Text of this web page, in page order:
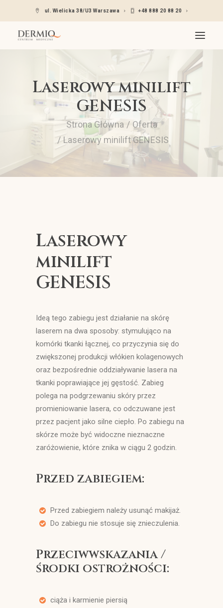
ul. Wielicka 38/U3 Warszawa +48 888 20 88 20
Oferta
Lekarze dermatolodzy
Cennik
Kontakt
Wyszukiwanie
Laserowy minilift
GENESIS
Strona Główna
Oferta
Laserowy minilift GENESIS
Laserowy
minilift
GENESIS
Ideą tego zabiegu jest działanie na skórę
laserem na dwa sposoby: stymulująco na
komórki tkanki łącznej, co przyczynia się do
zwiększonej produkcji włókien kolagenowych
oraz bezpośrednie oddziaływanie lasera na
tkanki poprawiające jej gęstość. Zabieg
polega na podgrzewaniu skóry przez
promieniowanie lasera, co odczuwane jest
przez pacjent jako silne ciepło. Po zabiegu na
skórze może być widoczne nieznaczne
zaróżowienie, które znika w ciągu 2 godzin.
Przed zabiegiem:
Przed zabiegiem należy usunąć makijaż.
Do zabiegu nie stosuje się znieczulenia.
Przeciwwskazania /
środki ostrożności:
ciąża i karmienie piersią